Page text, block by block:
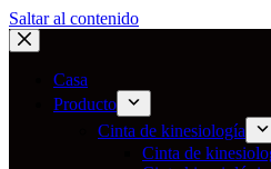
Saltar al contenido
Casa
Producto
Cinta de kinesiología
Cinta de